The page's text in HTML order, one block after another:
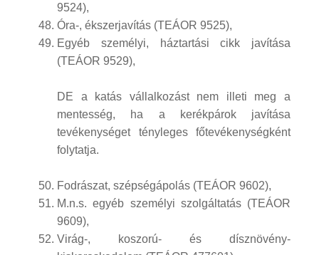
9524),
Óra-, ékszerjavítás (TEÁOR 9525),
Egyéb személyi, háztartási cikk javítása
(TEÁOR 9529),
DE a katás vállalkozást nem illeti meg a
mentesség, ha a kerékpárok javítása
tevékenységet tényleges főtevékenységként
folytatja.
Fodrászat, szépségápolás (TEÁOR 9602),
M.n.s. egyéb személyi szolgáltatás (TEÁOR
9609),
Virág-, koszorú- és dísznövény-